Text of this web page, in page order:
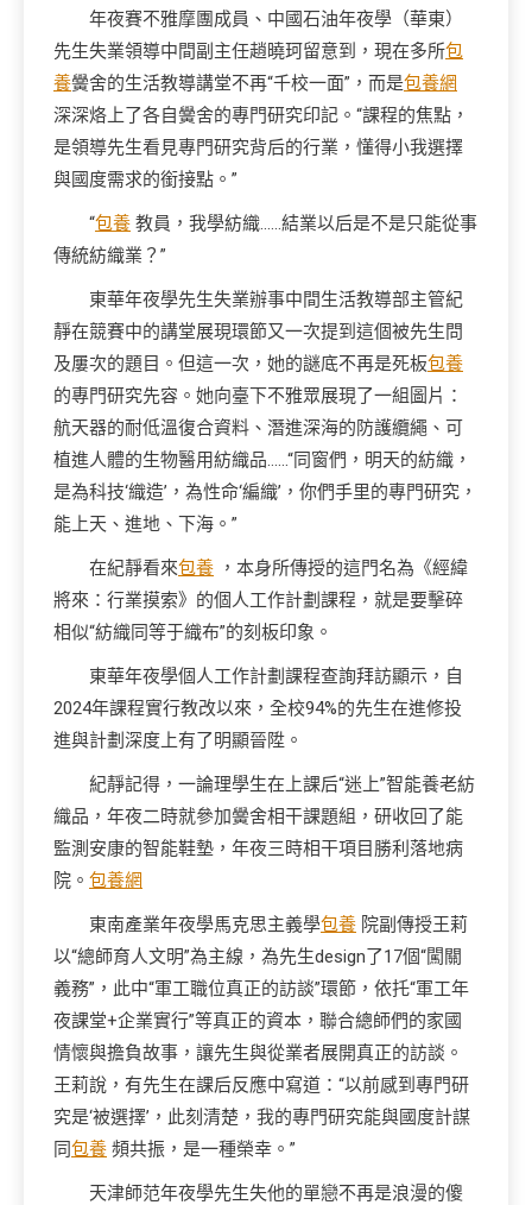
年夜賽不雅摩團成員、中國石油年夜學（華東）
先生失業領導中間副主任趙曉珂留意到，現在多所包
養黌舍的生活教導講堂不再“千校一面”，而是包養網
深深烙上了各自黌舍的專門研究印記。“課程的焦點，
是領導先生看見專門研究背后的行業，懂得小我選擇
與國度需求的銜接點。”
“包養 教員，我學紡織……結業以后是不是只能從事
傳統紡織業？”
東華年夜學先生失業辦事中間生活教導部主管紀
靜在競賽中的講堂展現環節又一次提到這個被先生問
及屢次的題目。但這一次，她的謎底不再是死板包養
的專門研究先容。她向臺下不雅眾展現了一組圖片：
航天器的耐低溫復合資料、潛進深海的防護纜繩、可
植進人體的生物醫用紡織品……“同窗們，明天的紡織，
是為科技‘織造’，為性命‘編織’，你們手里的專門研究，
能上天、進地、下海。”
在紀靜看來包養 ，本身所傳授的這門名為《經緯
將來：行業摸索》的個人工作計劃課程，就是要擊碎
相似“紡織同等于織布”的刻板印象。
東華年夜學個人工作計劃課程查詢拜訪顯示，自
2024年課程實行教改以來，全校94%的先生在進修投
進與計劃深度上有了明顯晉陞。
紀靜記得，一論理學生在上課后“迷上”智能養老紡
織品，年夜二時就參加黌舍相干課題組，研收回了能
監測安康的智能鞋墊，年夜三時相干項目勝利落地病
院。 包養網
東南產業年夜學馬克思主義學包養 院副傳授王莉
以“總師育人文明”為主線，為先生design了17個“闖關
義務”，此中“軍工職位真正的訪談”環節，依托“軍工年
夜課堂+企業實行”等真正的資本，聯合總師們的家國
情懷與擔負故事，讓先生與從業者展開真正的訪談。
王莉說，有先生在課后反應中寫道：“以前感到專門研
究是‘被選擇’，此刻清楚，我的專門研究能與國度計謀
同包養 頻共振，是一種榮幸。”
天津師范年夜學先生失他的單戀不再是浪漫的傻